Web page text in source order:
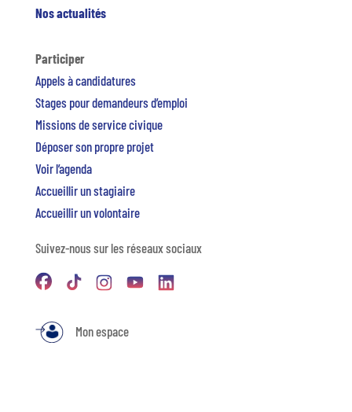
Nos actualités
Participer
Appels à candidatures
Stages pour demandeurs d’emploi
Missions de service civique
Déposer son propre projet
Voir l’agenda
Accueillir un stagiaire
Accueillir un volontaire
Suivez-nous sur les réseaux sociaux
Mon espace